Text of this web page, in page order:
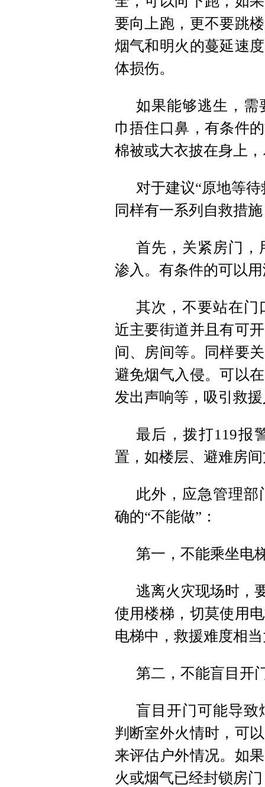
要向上跑，更不要跳
烟气和明火的蔓延速
体损伤。
如果能够逃生，需
巾捂住口鼻，有条件
棉被或大衣披在身上
对于建议“原地等
同样有一系列自救措
首先，关紧房门，
渗入。有条件的可以
其次，不要站在门
近主要街道并且有可
间、房间等。同样要
避免烟气入侵。可以
发出声响等，吸引救
最后，拨打119报
置，如楼层、避难房
此外，应急管理
确的“不能做”：
第一，不能乘坐电
逃离火灾现场时，
使用楼梯，切莫使用
电梯中，救援难度相
第二，不能盲目开
盲目开门可能导致
判断室外火情时，可
来评估户外情况。如
火或烟气已经封锁房